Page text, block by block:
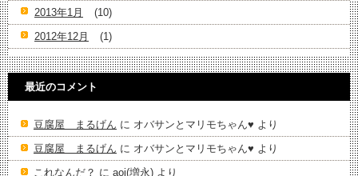
2013年1月
(10)
2012年12月
(1)
最近のコメント
豆腐屋 まるげん に オバサンとマリモちゃん♥️ より
豆腐屋 まるげん に オバサンとマリモちゃん♥️ より
これなんだ？ に aoi(増永) より